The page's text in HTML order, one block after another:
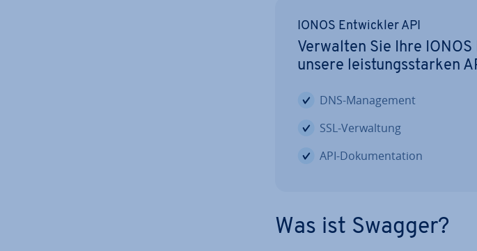
IONOS Ent­wick­ler API
Verwalten Sie Ihre
unsere leis­tungs­star­ken
DNS-Ma­nage­ment
SSL-Ver­wal­tung
API-Do­ku­men­ta­ti­on
Was ist Swagger?